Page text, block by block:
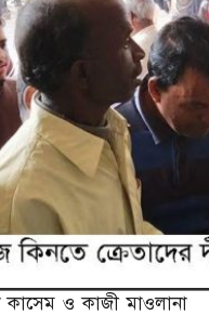
ও কাজী মাওলানা